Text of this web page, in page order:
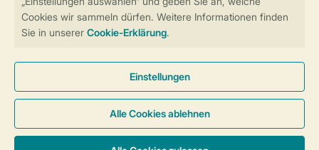
Sicherstellung Deiner Privatsphäre
Cookies und Banner
Barrierefreiheit
© 2026 Landal GreenParks GmbH